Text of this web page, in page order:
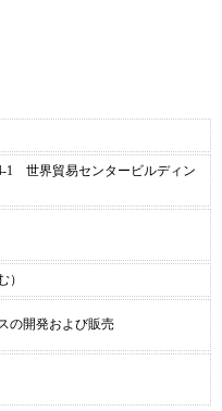
1 世界貿易センタービルディン
）
の開発および販売